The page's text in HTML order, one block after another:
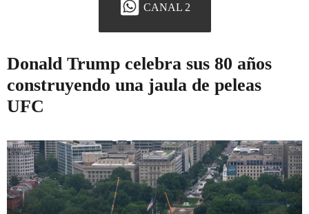
CANAL 2
Donald Trump celebra sus 80 años
construyendo una jaula de peleas
UFC